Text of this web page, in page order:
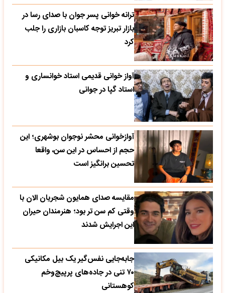
ترانه خوانی پسر جوان با صدای رسا در
بازار تبریز توجه کاسبان بازاری را جلب
کرد
آواز خوانی قدیمی استاد خوانساری و
استاد گپا در جوانی
آوازخوانی محشر نوجوان بوشهری؛ این
حجم از احساس در این سن، واقعا
تحسین‌ برانگیز است
مقایسه صدای همایون شجریان الان با
وقتی کم سن تر بود؛ هنرمندان حیران
این اجرایش شدند
جابه‌جایی نفس‌گیر یک بیل مکانیکی
۷۰ تنی در جاده‌های پرپیچ‌وخم
کوهستانی